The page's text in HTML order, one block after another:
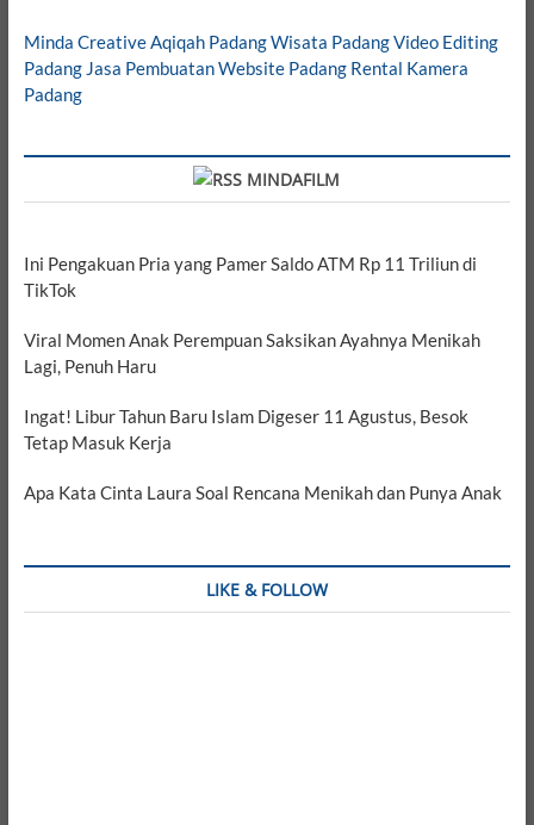
Minda CreativeAqiqah PadangWisata PadangVideo Editing
Padang Jasa Pembuatan Website Padang Rental Kamera
Padang
MINDAFILM
Ini Pengakuan Pria yang Pamer Saldo ATM Rp 11 Triliun di
TikTok
Viral Momen Anak Perempuan Saksikan Ayahnya Menikah
Lagi, Penuh Haru
Ingat! Libur Tahun Baru Islam Digeser 11 Agustus, Besok
Tetap Masuk Kerja
Apa Kata Cinta Laura Soal Rencana Menikah dan Punya Anak
LIKE & FOLLOW